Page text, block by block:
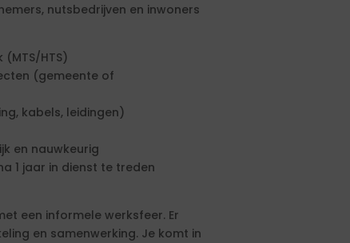
nutsbedrijven en inwoners
HTS)
(gemeente of
kabels, leidingen)
en nauwkeurig
1 jaar in dienst te treden
een informele werksfeer. Er
en samenwerking. Je komt in